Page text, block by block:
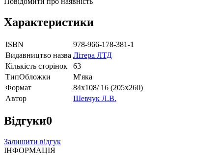
Характеристики
ISBN
978-966-178-381-1
Видавництво назва Літера ЛТД
Кількість сторінок
63
ТипОбложки
М'яка
Формат
84х108/ 16 (205х260)
Автор
Шевчук Л.В.
Відгуки0
Залишити відгук
ІНФОРМАЦІЯ